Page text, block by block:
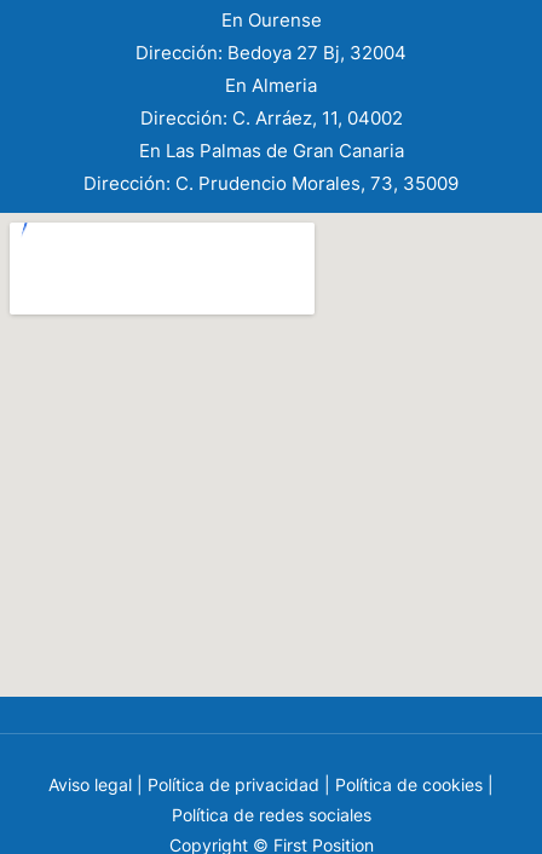
En Ourense
Dirección: Bedoya 27 Bj, 32004
En Almeria
Dirección: C. Arráez, 11, 04002
En Las Palmas de Gran Canaria
Dirección: C. Prudencio Morales, 73, 35009
Aviso legal Política de privacidad Política de cookies
Política de redes sociales
Copyright © First Position